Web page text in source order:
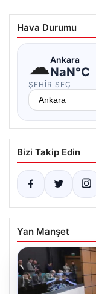
Hava Durumu
☁Ankara
NaN°C
ŞEHIR SEÇ
Bizi Takip Edin
Yan Manşet